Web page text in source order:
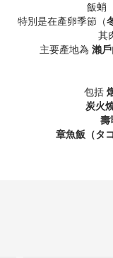
飯蛸
特別是在產卵季節（
其
主要產地為 瀨
包括
炭火
壽
章魚飯（タ